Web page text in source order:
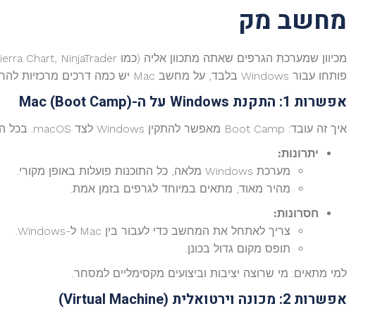
מחשב מק
פותחו עבור Windows בלבד, על מחשב Mac יש כמה דרכים מרכזיות להריץ אותן:
אפשרות התקנת Windows על ה-Mac (Boot Camp)
איך זה עובד: Boot Camp מאפשר להתקין Windows לצד macOS. בכל הפעלה תבחר אם לעלות ל-Windows או ל-Mac.
יתרונות:
מערכת Windows מלאה, כל התוכנות פועלות באופן מקורי.
מהיר מאוד, מתאים במיוחד לגרפים בזמן אמת.
חסרונות:
צריך לאתחל את המחשב כדי לעבור בין Mac ל-Windows.
תופס מקום גדול בכונן.
למי מתאים: מי שרוצה יציבות וביצועים מקסימליים למסחר.
אפשרות 2: מכונה וירטואלית (
Virtual Machine
)